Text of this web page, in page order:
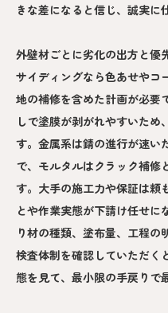
きな差になると信じ、誠実に
外壁材ごとに劣化の出方と優
サイディングなら色あせやコ
地の補修を含めた計画が必要
しで塗膜が剥がれやすいため
す。金属系は錆の進行が速い
で、モルタルはクラック補修
す。大手の施工力や保証は頼
とや作業実態が下請け任せ
り材の種類、塗布量、工程
検査体制を確認していただく
態を見て、最小限の手戻りで